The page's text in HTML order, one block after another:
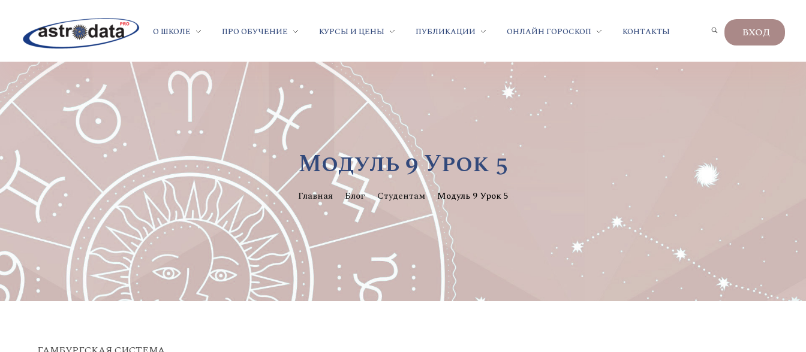
О ШКОЛЕ ПРО ОБУЧЕНИЕ КУРСЫ И ЦЕНЫ ПУБЛИКАЦИИ ОНЛАЙН ГОРОСКОП КОНТАКТЫ ВХОД
Модуль 9 Урок 5
Главная Блог Студентам Модуль 9 Урок 5